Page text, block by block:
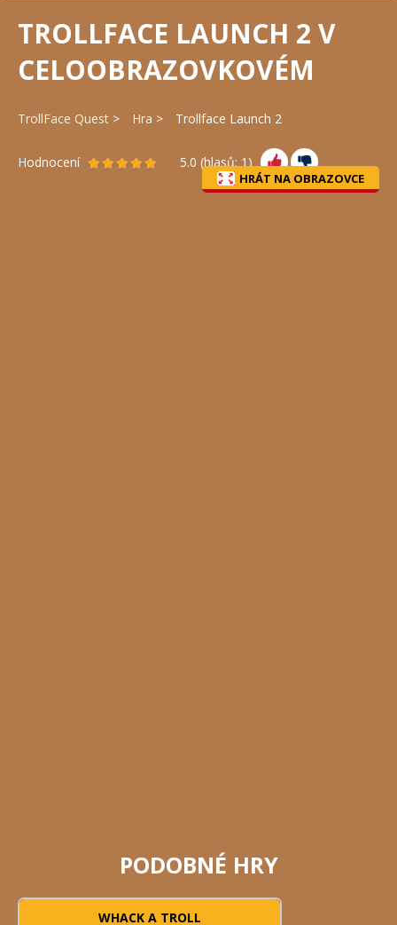
TROLLFACE LAUNCH 2 V
CELOOBRAZOVKOVÉM
TrollFace Quest Hra Trollface Launch 2
Hodnocení 5.0 (hlasů:1)
HRÁT NA OBRAZOVCE
PODOBNÉ HRY
WHACK A TROLL